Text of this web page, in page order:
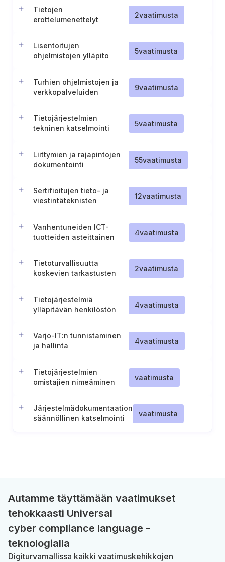
Tietojen
erottelumenettelyt
2vaatimusta
Lisentoitujen
ohjelmistojen ylläpito
5vaatimusta
Turhien ohjelmistojen ja
verkkopalveluiden
9vaatimusta
Tietojärjestelmien
tekninen katselmointi
5vaatimusta
Liittymien ja rajapintojen
dokumentointi
55vaatimusta
Sertifioitujen tieto- ja
viestintäteknisten
12vaatimusta
Vanhentuneiden ICT-
tuotteiden asteittainen
4vaatimusta
Tietoturvallisuutta
koskevien tarkastusten
2vaatimusta
Tietojärjestelmiä
ylläpitävän henkilöstön
4vaatimusta
Varjo-IT:n tunnistaminen
ja hallinta
4vaatimusta
Tietojärjestelmien
omistajien nimeäminen
vaatimusta
Järjestelmädokumentaation
säännöllinen katselmointi
vaatimusta
Autamme täyttämään vaatimukset
tehokkaasti Universal
cyber compliance language -
teknologialla
Digiturvamallissa kaikki vaatimuskehikkojen